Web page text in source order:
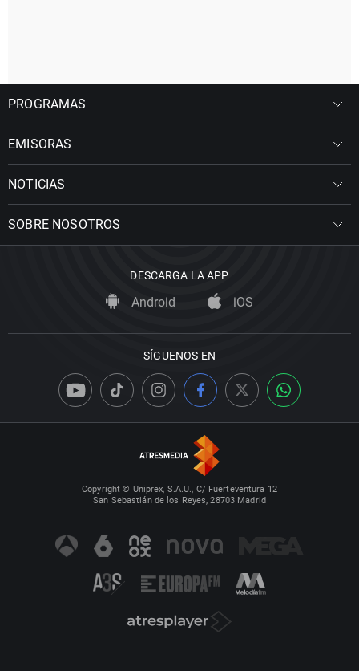
PROGRAMAS
EMISORAS
NOTICIAS
SOBRE NOSOTROS
DESCARGA LA APP
Android iOS
SÍGUENOS EN
Copyright © Uniprex, S.A.U., C/ Fuerteventura 12
San Sebastián de los Reyes, 28703 Madrid